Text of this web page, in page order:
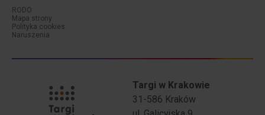
Menu dodatkowe (stopka #1)
Menu dodatkowe (stopka #2)
RODO
Mapa strony
Polityka cookies
Naruszenia
Targi w Krakowie
31-586 Kraków